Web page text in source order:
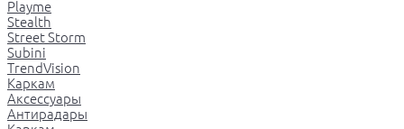
Playme
Stealth
Street Storm
Subini
TrendVision
Каркам
Аксессуары
Антирадары